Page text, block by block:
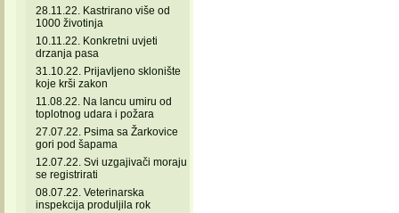
28.11.22. Kastrirano više od
1000 životinja
10.11.22. Konkretni uvjeti
drzanja pasa
31.10.22. Prijavljeno sklonište
koje krši zakon
11.08.22. Na lancu umiru od
toplotnog udara i požara
27.07.22. Psima sa Žarkovice
gori pod šapama
12.07.22. Svi uzgajivači moraju
se registrirati
08.07.22. Veterinarska
inspekcija produljila rok